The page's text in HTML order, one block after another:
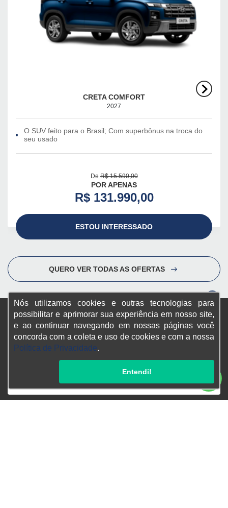
CRETA COMFORT
2027
O SUV feito para o Brasil; Com superbônus na troca do
seu usado
DeR$ 15.590,00
POR APENAS
R$ 131.990,00
ESTOU INTERESSADO
QUERO VER TODAS AS OFERTAS
Confira endereços, telefones e horários, selecionando a unidade
abaixo:
Hyundai Campo Grande
Nós utilizamos cookies e outras tecnologias para
possibilitar e aprimorar sua experiência em nosso site,
e ao continuar navegando em nossas páginas você
concorda com a coleta e uso de cookies e com a nossa
Política de Privacidade.
Entendi!